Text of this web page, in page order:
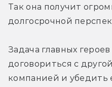
Так она получит
долгосрочной
Задача главных
договориться с
компанией и убедить